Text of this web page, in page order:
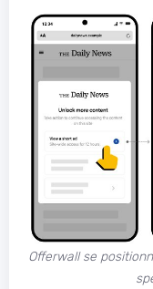
Offerwall se